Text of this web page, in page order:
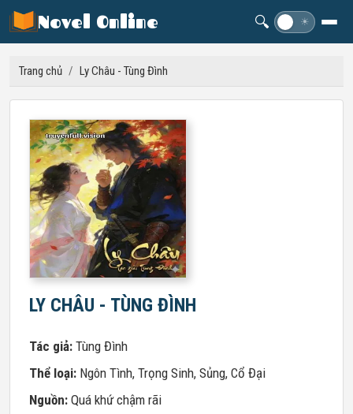
Novel Online 🔍 ☀
Trang chủ / Ly Châu - Tùng Đình
LY CHÂU - TÙNG ĐÌNH
Tác giả: Tùng Đình
Thể loại: Ngôn Tình, Trọng Sinh, Sủng, Cổ Đại
Nguồn: Quá khứ chậm rãi